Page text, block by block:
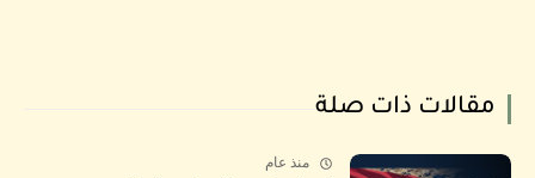
مقالات ذات صلة
منذ عام